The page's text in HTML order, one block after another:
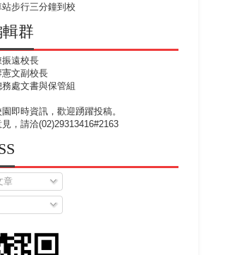
步行三分鐘到校
群
遠校長
文副校長
處文書與保管組
即時資訊，歡迎踴躍投稿。
，請洽(02)29313416#2163
章